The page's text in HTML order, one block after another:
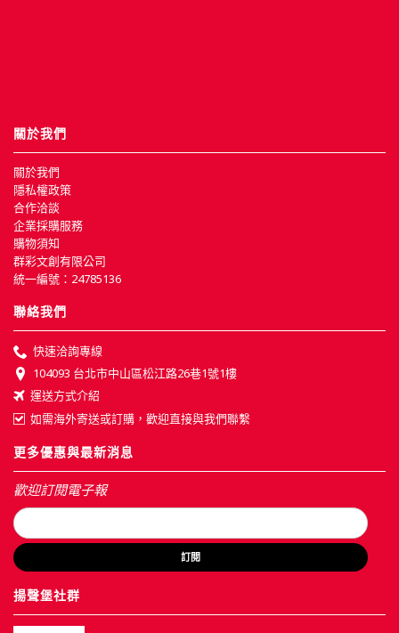
關於我們
關於我們
隱私權政策
合作洽談
企業採購服務
購物須知
群彩文創有限公司
統一編號：24785136
聯絡我們
快速洽詢專線
104093 台北市中山區松江路26巷1號1樓
運送方式介紹
如需海外寄送或訂購，歡迎直接與我們聯繫
更多優惠與最新消息
歡迎訂閱電子報
訂閱
揚聲堡社群